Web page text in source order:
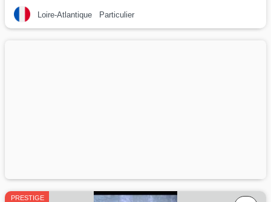
Loire-Atlantique Particulier
PRESTIGE